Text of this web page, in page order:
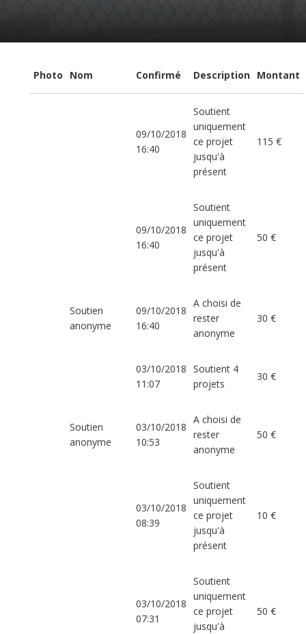
Photo Nom Confirmé Description Montant
09/10/2018
16:40
Soutient
uniquement
ce projet
jusqu'à
présent
115 €
09/10/2018
16:40
Soutient
uniquement
ce projet
jusqu'à
présent
50 €
Soutien
anonyme
09/10/2018
16:40
A choisi de
rester
anonyme
30 €
03/10/2018
11:07
Soutient 4
projets
30 €
Soutien
anonyme
03/10/2018
10:53
A choisi de
rester
anonyme
50 €
03/10/2018
08:39
Soutient
uniquement
ce projet
jusqu'à
présent
10 €
03/10/2018
07:31
Soutient
uniquement
ce projet
jusqu'à
50 €